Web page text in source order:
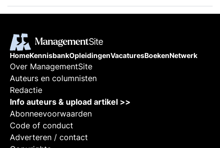
HomeKennisbankOpleidingenVacaturesBoekenNetwerk
Over ManagementSite
Auteurs en columnisten
Redactie
Info auteurs & upload artikel >>
Abonneevoorwaarden
Code of conduct
Adverteren / contact